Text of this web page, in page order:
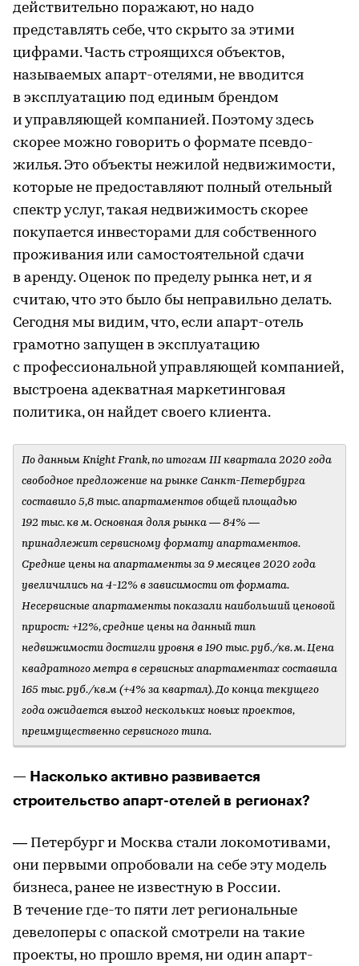
действительно поражают, но надо
представлять себе, что скрыто за этими
цифрами. Часть строящихся объектов,
называемых апарт-отелями, не вводится
в эксплуатацию под единым брендом
и управляющей компанией. Поэтому здесь
скорее можно говорить о формате псевдо-
жилья. Это объекты нежилой недвижимости,
которые не предоставляют полный отельный
спектр услуг, такая недвижимость скорее
покупается инвесторами для собственного
проживания или самостоятельной сдачи
в аренду. Оценок по пределу рынка нет, и я
считаю, что это было бы неправильно делать.
Сегодня мы видим, что, если апарт-отель
грамотно запущен в эксплуатацию
с профессиональной управляющей компанией,
выстроена адекватная маркетинговая
политика, он найдет своего клиента.
По данным Knight Frank, по итогам III квартала 2020 года
свободное предложение на рынке Санкт-Петербурга
составило 5,8 тыс. апартаментов общей площадью
192 тыс. кв м. Основная доля рынка — 84% —
принадлежит сервисному формату апартаментов.
Средние цены на апартаменты за 9 месяцев 2020 года
увеличились на 4-12% в зависимости от формата.
Несервисные апартаменты показали наибольший ценовой
прирост: +12%, средние цены на данный тип
недвижимости достигли уровня в 190 тыс. руб./кв. м. Цена
квадратного метра в сервисных апартаментах составила
165 тыс. руб./кв.м (+4% за квартал). До конца текущего
года ожидается выход нескольких новых проектов,
преимущественно сервисного типа.
— Насколько активно развивается
строительство апарт-отелей в регионах?
— Петербург и Москва стали локомотивами,
они первыми опробовали на себе эту модель
бизнеса, ранее не известную в России.
В течение где-то пяти лет региональные
девелоперы с опаской смотрели на такие
проекты, но прошло время, ни один апарт-